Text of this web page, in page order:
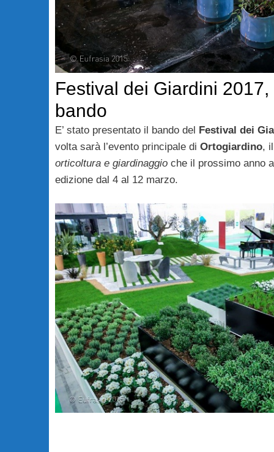
Festival dei Giardini
bando
E’ stato presentato il bando del Festival dei
volta sarà l’evento principale di Ortogiardino,
orticoltura e giardinaggioche il prossimo anno
edizione dal 4 al 12 marzo.